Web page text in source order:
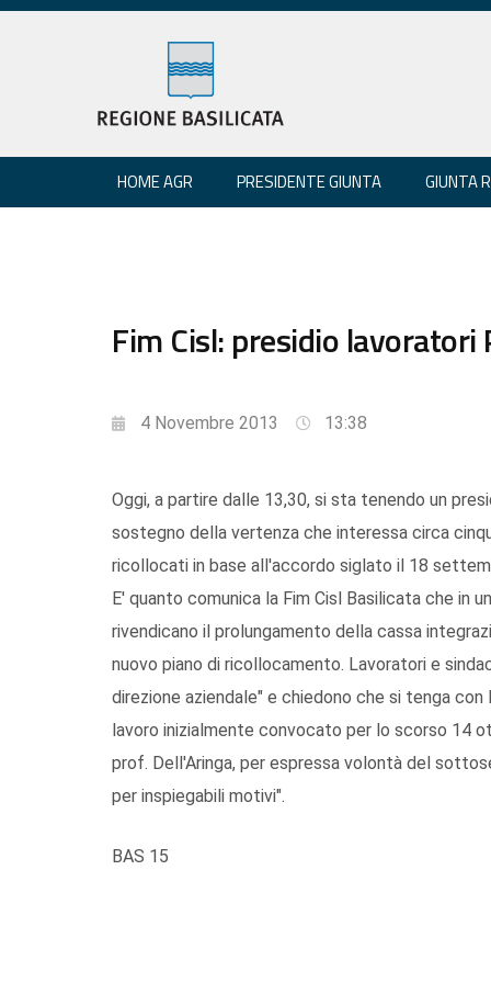
HOME AGR PRESIDENTE GIUNTA GIUNTA
Fim Cisl: presidio
4 Novembre 2013 13:38
Oggi, a partire dalle 13,30, si sta tenendo un
sostegno della vertenza che interessa circa
ricollocati in base all'accordo siglato il 18
E' quanto comunica la Fim Cisl Basilicata che in
rivendicano il prolungamento della cassa
nuovo piano di ricollocamento. Lavoratori e
direzione aziendale" e chiedono che si tenga
lavoro inizialmente convocato per lo scorso 14
prof. Dell'Aringa, per espressa volontà del
per inspiegabili motivi".
BAS 15